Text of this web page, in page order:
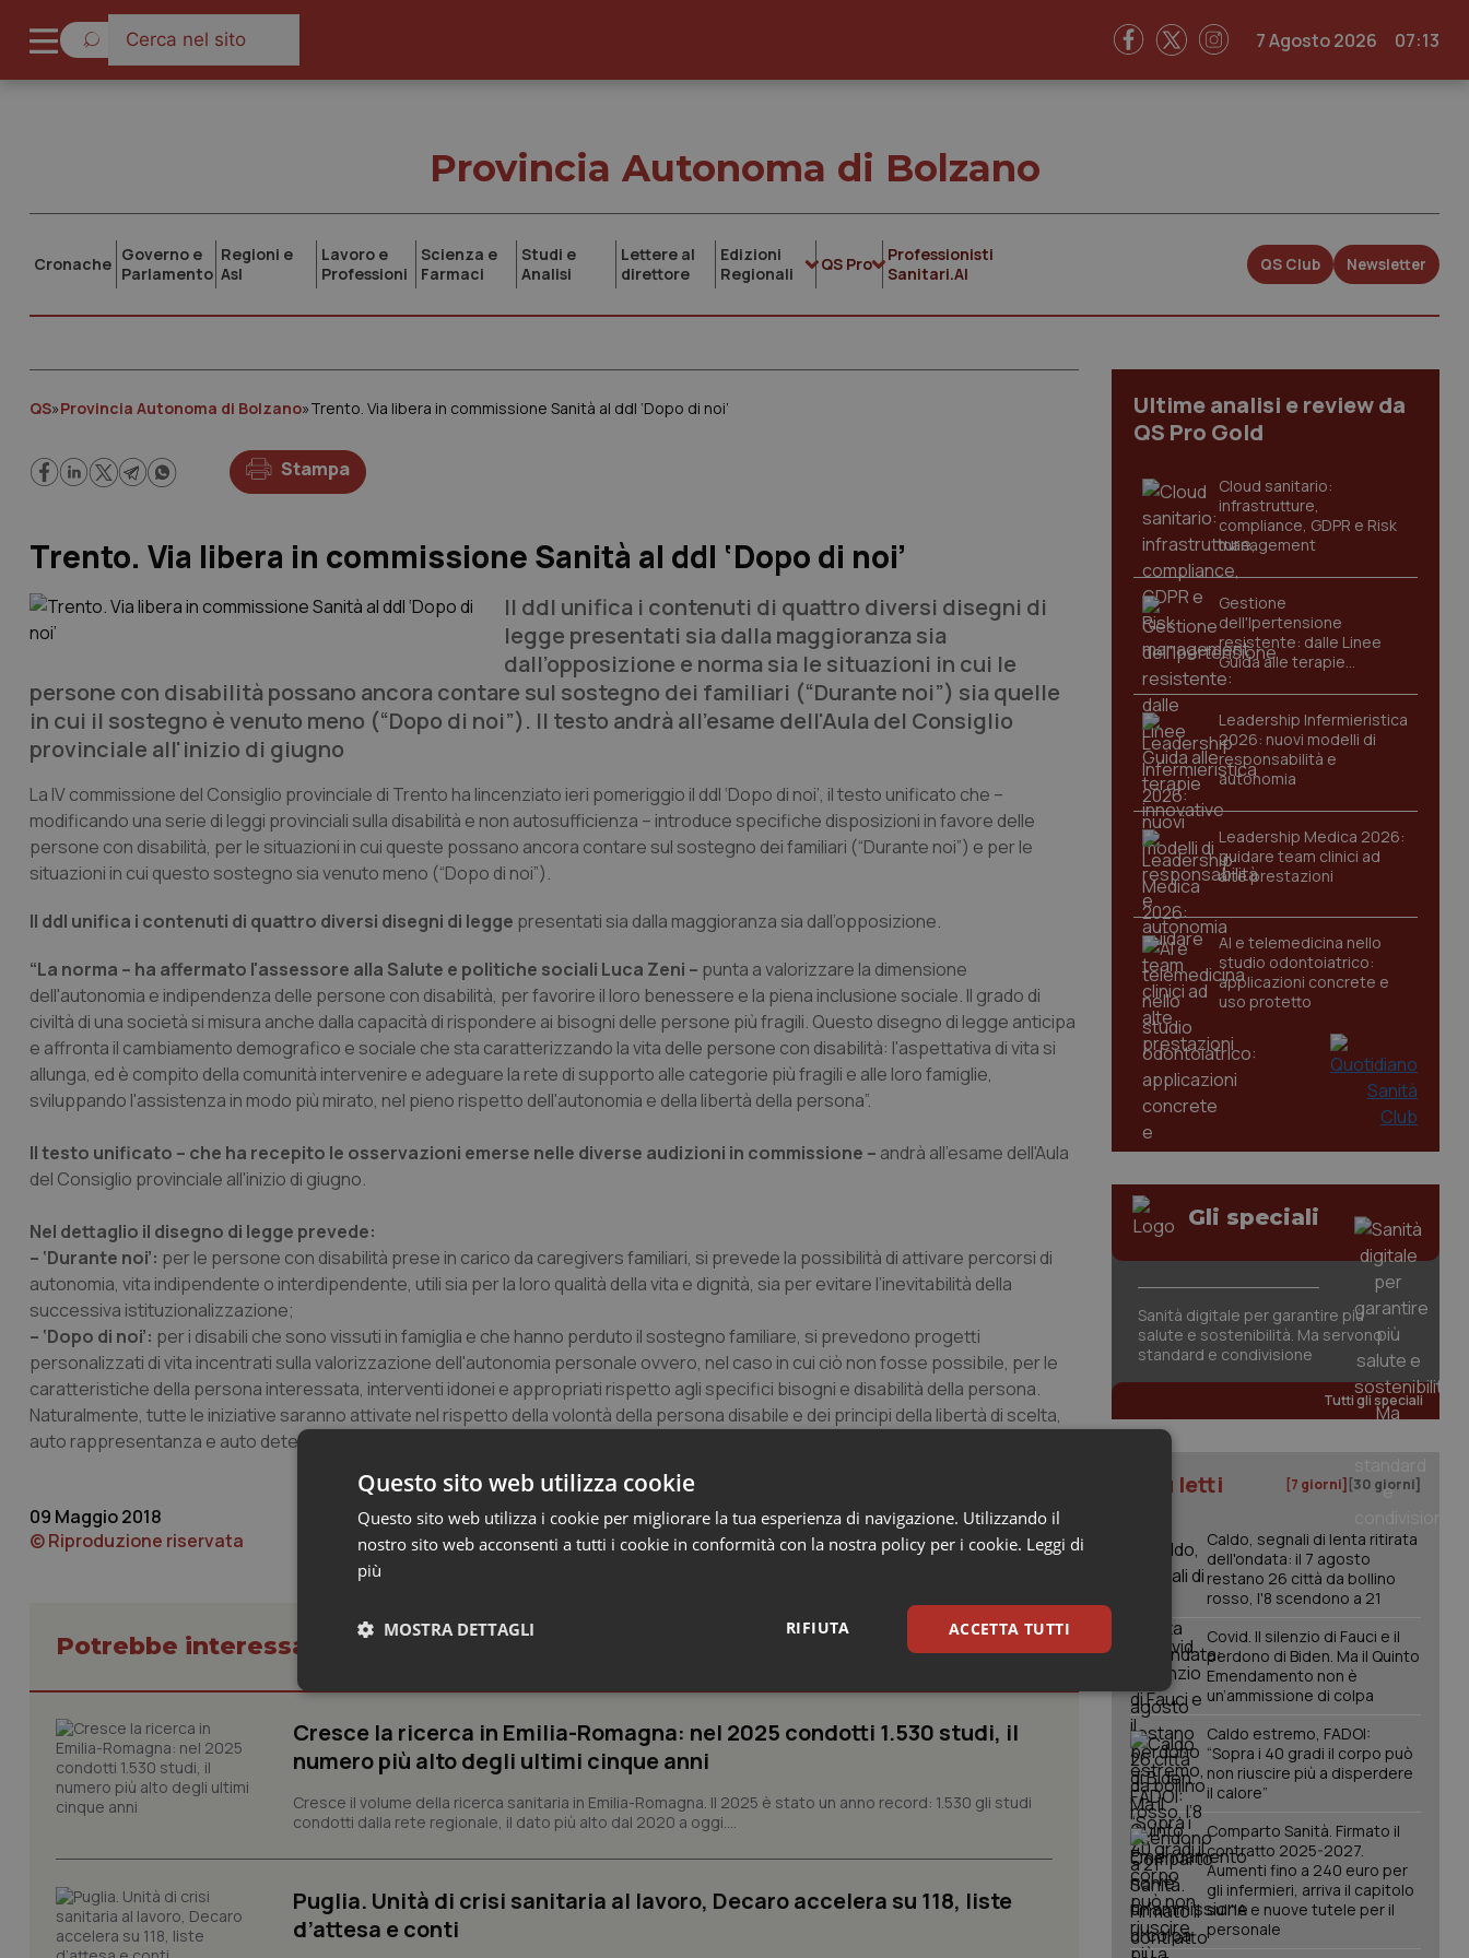
7 Agosto 2026 07:13
Provincia Autonoma di Bolzano
Cronache Governo e
Parlamento
Regioni e
Asl
Lavoro e
Professioni
Scienza e
Farmaci
Studi e
Analisi
Lettere al
direttore
Edizioni
Regionali
QS Pro
Professionisti
Sanitari.AI
QS Club Newsletter
QS»Provincia Autonoma di Bolzano»Trento. Via libera in commissione Sanità al ddl ‘Dopo di noi’
Stampa
Trento. Via libera in commissione Sanità al ddl ‘Dopo di noi’
Il ddl unifica i contenuti di quattro diversi disegni di
legge presentati sia dalla maggioranza sia
dall’opposizione e norma sia le situazioni in cui le
persone con disabilità possano ancora contare sul sostegno dei familiari (“Durante noi”) sia quelle
in cui il sostegno è venuto meno (“Dopo di noi”). Il testo andrà all'esame dell'Aula del Consiglio
provinciale all'inizio di giugno
La IV commissione del Consiglio provinciale di Trento ha lincenziato ieri pomeriggio il ddl ‘Dopo di noi’, il testo unificato che –
modificando una serie di leggi provinciali sulla disabilità e non autosufficienza – introduce specifiche disposizioni in favore delle
persone con disabilità, per le situazioni in cui queste possano ancora contare sul sostegno dei familiari (“Durante noi”) e per le
situazioni in cui questo sostegno sia venuto meno (“Dopo di noi”).
Il ddl unifica i contenuti di quattro diversi disegni di legge presentati sia dalla maggioranza sia dall’opposizione.
“La norma – ha affermato l'assessore alla Salute e politiche sociali Luca Zeni – punta a valorizzare la dimensione
dell'autonomia e indipendenza delle persone con disabilità, per favorire il loro benessere e la piena inclusione sociale. Il grado di
civiltà di una società si misura anche dalla capacità di rispondere ai bisogni delle persone più fragili. Questo disegno di legge anticipa
e affronta il cambiamento demografico e sociale che sta caratterizzando la vita delle persone con disabilità: l'aspettativa di vita si
allunga, ed è compito della comunità intervenire e adeguare la rete di supporto alle categorie più fragili e alle loro famiglie,
sviluppando l'assistenza in modo più mirato, nel pieno rispetto dell'autonomia e della libertà della persona”.
Il testo unificato – che ha recepito le osservazioni emerse nelle diverse audizioni in commissione – andrà all'esame dell'Aula
del Consiglio provinciale all'inizio di giugno.
Nel dettaglio il disegno di legge prevede:
– ‘Durante noi’: per le persone con disabilità prese in carico da caregivers familiari, si prevede la possibilità di attivare percorsi di
autonomia, vita indipendente o interdipendente, utili sia per la loro qualità della vita e dignità, sia per evitare l’inevitabilità della
successiva istituzionalizzazione;
– ‘Dopo di noi’: per i disabili che sono vissuti in famiglia e che hanno perduto il sostegno familiare, si prevedono progetti
personalizzati di vita incentrati sulla valorizzazione dell'autonomia personale ovvero, nel caso in cui ciò non fosse possibile, per le
caratteristiche della persona interessata, interventi idonei e appropriati rispetto agli specifici bisogni e disabilità della persona.
Naturalmente, tutte le iniziative saranno attivate nel rispetto della volontà della persona disabile e dei principi della libertà di scelta,
auto rappresentanza e auto determinazione della persona.
09 Maggio 2018
© Riproduzione riservata
Potrebbe interessarti in Provincia Autonoma di Bolzano
Cresce la ricerca in Emilia-Romagna: nel 2025 condotti 1.530 studi, il
numero più alto degli ultimi cinque anni
Cresce il volume della ricerca sanitaria in Emilia-Romagna. Il 2025 è stato un anno record: 1.530 gli studi
condotti dalla rete regionale, il dato più alto dal 2020 a oggi....
Puglia. Unità di crisi sanitaria al lavoro, Decaro accelera su 118, liste
d’attesa e conti
Ultime analisi e review da
QS Pro Gold
Cloud sanitario:
infrastrutture,
compliance, GDPR e Risk
management
Gestione
dell'Ipertensione
resistente: dalle Linee
Guida alle terapie
innovative
Leadership Infermieristica
2026: nuovi modelli di
responsabilità e
autonomia
Leadership Medica 2026:
guidare team clinici ad
alte prestazioni
AI e telemedicina nello
studio odontoiatrico:
applicazioni concrete e
uso protetto
Gli speciali
Sanità digitale per garantire più
salute e sostenibilità. Ma servono
standard e condivisione
Tutti gli speciali
I più letti [7 giorni] [30 giorni]
Caldo, segnali di lenta ritirata
dell'ondata: il 7 agosto
restano 26 città da bollino
rosso, l'8 scendono a 21
Covid. Il silenzio di Fauci e il
perdono di Biden. Ma il Quinto
Emendamento non è
un’ammissione di colpa
Caldo estremo, FADOI:
“Sopra i 40 gradi il corpo può
non riuscire più a disperdere
il calore”
Comparto Sanità. Firmato il
contratto 2025-2027.
Aumenti fino a 240 euro per
gli infermieri, arriva il capitolo
sull'IA e nuove tutele per il
personale
Questo sito web utilizza cookie
Questo sito web utilizza i cookie per migliorare la tua esperienza di navigazione. Utilizzando il
nostro sito web acconsenti a tutti i cookie in conformità con la nostra policy per i cookie. Leggi di
più
ACCETTA TUTTI
RIFIUTA
MOSTRA DETTAGLI
Necessari Statistici Marketing
I cookie necessari contribuiscono a rendere fruibile il sito web abilitandone funzionalità di base quali la navigazione sulle pagine
e l'accesso alle aree protette del sito. Il sito web non è in grado di funzionare correttamente senza questi cookie.
Nome